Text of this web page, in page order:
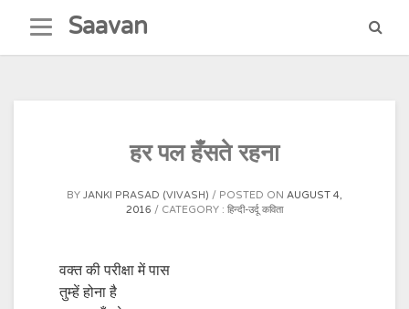
content
Saavan
हर पल हँसते रहना
BY JANKI PRASAD (VIVASH) POSTED ON AUGUST 4,
2016
CATEGORY : हिन्दी-उर्दू कविता
वक्त की परीक्षा में पास
तुम्हें होना है